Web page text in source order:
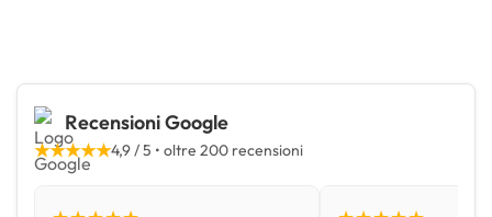
Recensioni Google
★★★★★4,9 / 5 • oltre 200 recensioni